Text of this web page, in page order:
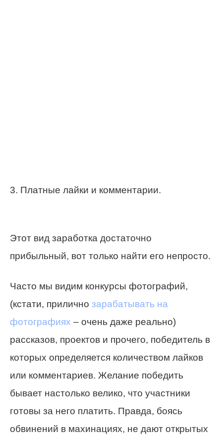
3. Платные лайки и комментарии.
Этот вид заработка достаточно
прибыльный, вот только найти его непросто.
Часто мы видим конкурсы фотографий,
(кстати, прилично зарабатывать на
фотографиях – очень даже реально)
рассказов, проектов и прочего, победитель в
которых определяется количеством лайков
или комментариев. Желание победить
бывает настолько велико, что участники
готовы за него платить. Правда, боясь
обвинений в махинациях, не дают открытых